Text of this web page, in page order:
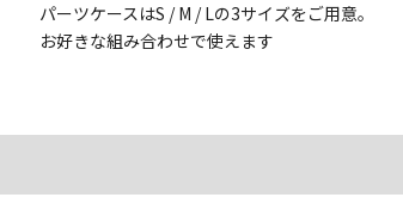
パーツケースはS / M / Lの3サイズをご用意。
お好きな組み合わせで使えます